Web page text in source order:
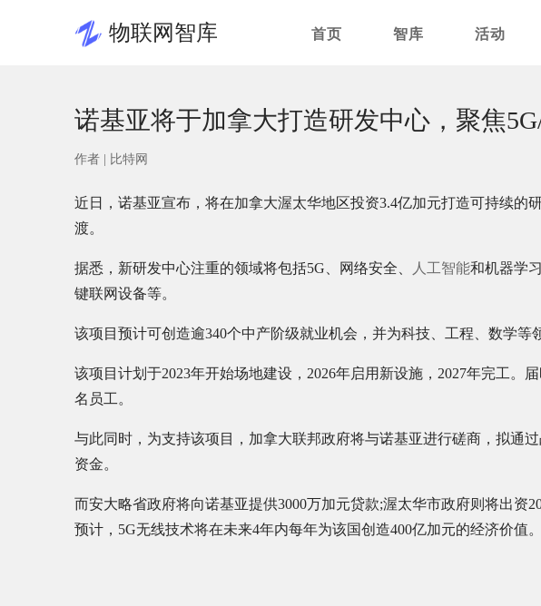
物联网智库 首页 智库 活动
诺基亚将于加拿大打造研发中心，聚焦
作者 | 比特网
近日，诺基亚宣布，将在加拿大渥太华地区投资3.4亿加元打造可持续的
渡。
据悉，新研发中心注重的领域将包括5G、网络安全、 人工智能和机器学
键联网设备等。
该项目预计可创造逾340个中产阶级就业机会，并为科技、工程、数学等
该项目计划于2023年开始场地建设，2026年启用新设施，2027年完工。
名员工。
与此同时，为支持该项目，加拿大联邦政府将与诺基亚进行磋商，拟通
资金。
而安大略省政府将向诺基亚提供3000万加元贷款;渥太华市政府则将出资
预计，5G无线技术将在未来4年内每年为该国创造400亿加元的经济价值。